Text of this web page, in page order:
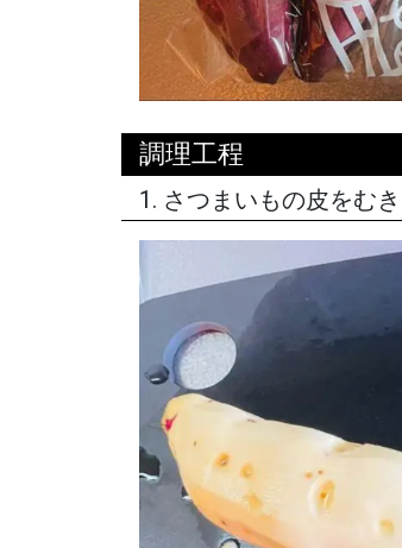
調理工程
1. さつまいもの皮をむ